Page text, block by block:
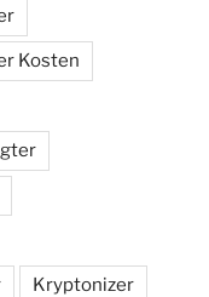
Kosten
Kryptonizer